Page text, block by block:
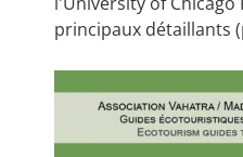
principaux détaillants